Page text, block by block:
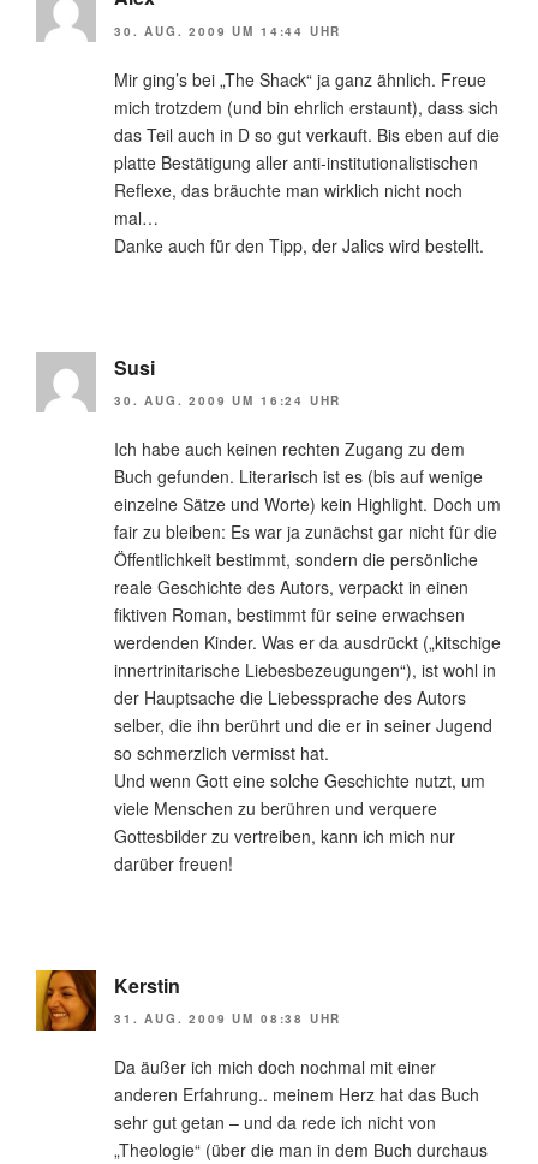
30. AUG. 2009 UM 14:44 UHR
Mir ging’s bei „The Shack“ ja ganz ähnlich. Freue
mich trotzdem (und bin ehrlich erstaunt), dass sich
das Teil auch in D so gut verkauft. Bis eben auf die
platte Bestätigung aller anti-institutionalistischen
Reflexe, das bräuchte man wirklich nicht noch
mal…
Danke auch für den Tipp, der Jalics wird bestellt.
Susi
30. AUG. 2009 UM 16:24 UHR
Ich habe auch keinen rechten Zugang zu dem
Buch gefunden. Literarisch ist es (bis auf wenige
einzelne Sätze und Worte) kein Highlight. Doch um
fair zu bleiben: Es war ja zunächst gar nicht für die
Öffentlichkeit bestimmt, sondern die persönliche
reale Geschichte des Autors, verpackt in einen
fiktiven Roman, bestimmt für seine erwachsen
werdenden Kinder. Was er da ausdrückt („kitschige
innertrinitarische Liebesbezeugungen“), ist wohl in
der Hauptsache die Liebessprache des Autors
selber, die ihn berührt und die er in seiner Jugend
so schmerzlich vermisst hat.
Und wenn Gott eine solche Geschichte nutzt, um
viele Menschen zu berühren und verquere
Gottesbilder zu vertreiben, kann ich mich nur
darüber freuen!
Kerstin
31. AUG. 2009 UM 08:38 UHR
Da äußer ich mich doch nochmal mit einer
anderen Erfahrung.. meinem Herz hat das Buch
sehr gut getan – und da rede ich nicht von
„Theologie“ (über die man in dem Buch durchaus